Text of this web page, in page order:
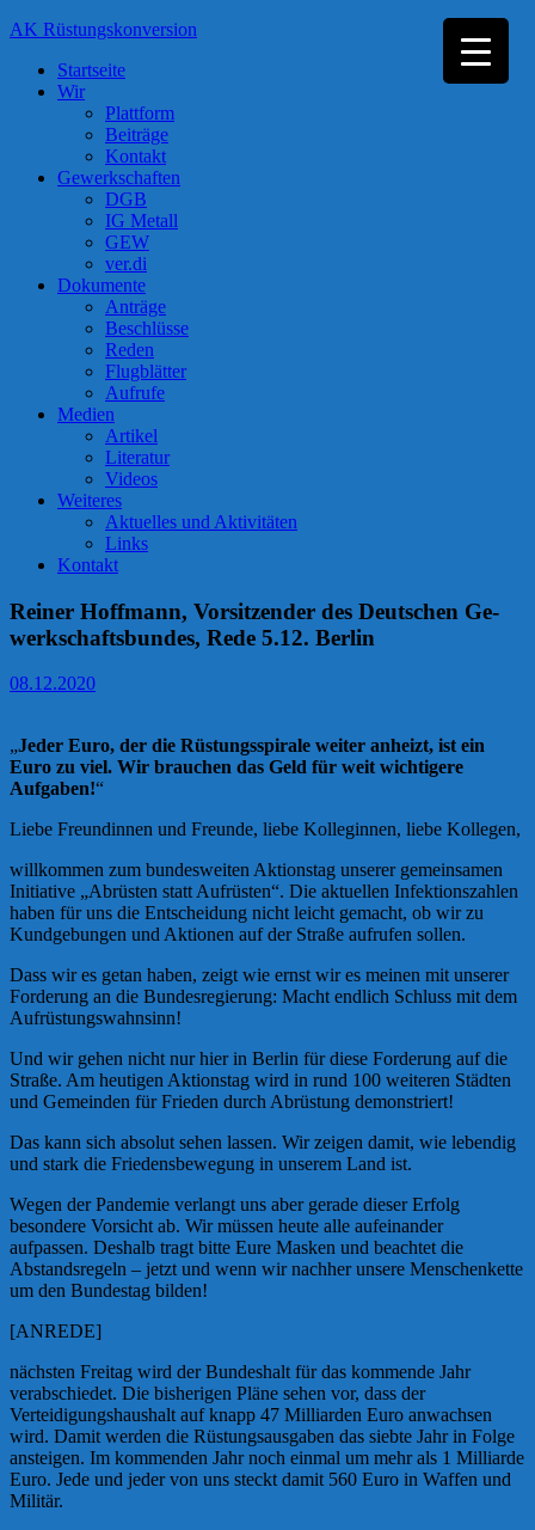
Zum
springen
AK Rüstungskonversion
Startseite
Wir
Plattform
Beiträge
Kontakt
Gewerkschaften
DGB
IG Metall
GEW
ver.di
Dokumente
Anträge
Beschlüsse
Reden
Flugblätter
Aufrufe
Medien
Artikel
Literatur
Videos
Weiteres
Aktuelles und Aktivitäten
Links
Kontakt
Reiner Hoffmann, Vorsitzender des Deut­schen Ge­
werk­schafts­bun­des, Rede 5.12. Berlin
08.12.2020
„Jeder Euro, der die Rüstungsspirale weiter anheizt, ist ein
Euro zu viel. Wir brauchen das Geld für weit wichtigere
Aufgaben!“
Liebe Freundinnen und Freunde, liebe Kolleginnen, liebe Kollegen,
willkommen zum bundesweiten Aktionstag unserer gemeinsamen
Initiative „Abrüsten statt Aufrüsten“. Die aktuellen Infektionszahlen
haben für uns die Entscheidung nicht leicht gemacht, ob wir zu
Kundgebungen und Aktionen auf der Straße aufrufen sollen.
Dass wir es getan haben, zeigt wie ernst wir es meinen mit unserer
Forderung an die Bundesregierung: Macht endlich Schluss mit dem
Aufrüstungswahnsinn!
Und wir gehen nicht nur hier in Berlin für diese Forderung auf die
Straße. Am heutigen Aktionstag wird in rund 100 weiteren Städten
und Gemeinden für Frieden durch Abrüstung demonstriert!
Das kann sich absolut sehen lassen. Wir zeigen damit, wie lebendig
und stark die Friedensbewegung in unserem Land ist.
Wegen der Pandemie verlangt uns aber gerade dieser Erfolg
besondere Vorsicht ab. Wir müssen heute alle aufeinander
aufpassen. Deshalb tragt bitte Eure Masken und beachtet die
Abstandsregeln – jetzt und wenn wir nachher unsere Menschenkette
um den Bundestag bilden!
[ANREDE]
nächsten Freitag wird der Bundeshalt für das kommende Jahr
verabschiedet. Die bisherigen Pläne sehen vor, dass der
Verteidigungshaushalt auf knapp 47 Milliarden Euro anwachsen
wird. Damit werden die Rüstungsausgaben das siebte Jahr in Folge
ansteigen. Im kommenden Jahr noch einmal um mehr als 1 Milliarde
Euro. Jede und jeder von uns steckt damit 560 Euro in Waffen und
Militär.